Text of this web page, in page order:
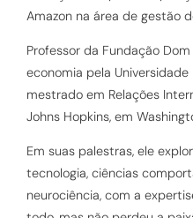
Amazon na área de gestão
Professor da Fundação
economia pela
mestrado em Relações
Johns Hopkins, em
Em suas palestras, ele
tecnologia, ciências
neurociência, com a